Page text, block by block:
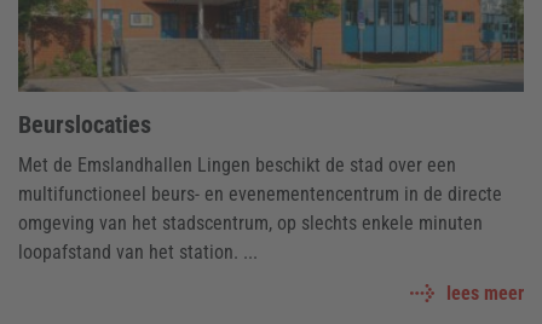
Beurslocaties
Met de Emslandhallen Lingen beschikt de stad over een
multifunctioneel beurs- en evenementencentrum in de directe
omgeving van het stadscentrum, op slechts enkele minuten
loopafstand van het station. ...
lees meer